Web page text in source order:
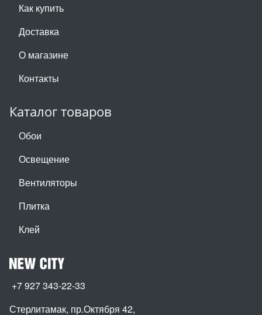
Как купить
Доставка
О магазине
Контакты
Каталог товаров
Обои
Освещение
Вентиляторы
Плитка
Клей
+7 927 343-22-33
Стерлитамак, пр.Октября 42,